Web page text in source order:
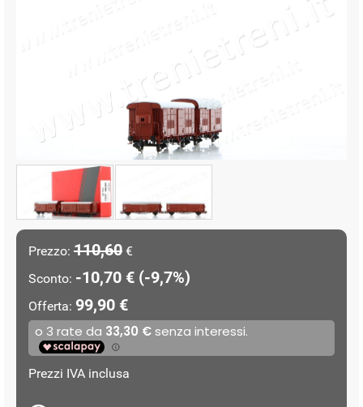
Prezzo: 110,60 €
Sconto: -10,70 € (-9,7%)
Offerta: 99,90 €
Prezzi IVA inclusa